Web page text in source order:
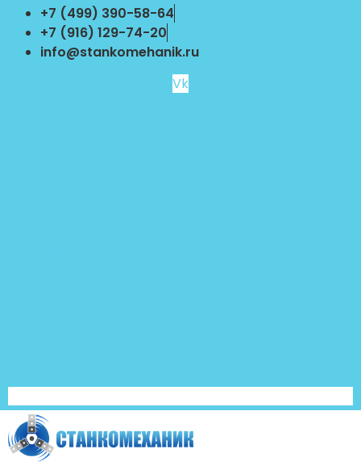
Перейти
содержимому
+7 (499) 390-58-64
+7 (916) 129-74-20
info@stankomehanik.ru
Vk